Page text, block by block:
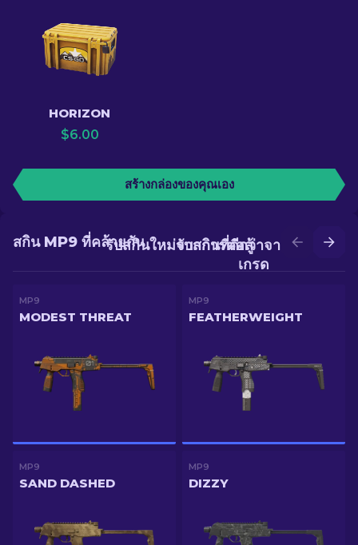
HORIZON
$6.00
สร้างกล่องของคุณเอง
รับสกินที่ดีกว่าจากการอัป
เกรด
รับสกินใหม่จากการต่อสู้
สกิน MP9 ที่คล้ายกัน
MP9
MODEST THREAT
MP9
FEATHERWEIGHT
MP9
SAND DASHED
MP9
DIZZY